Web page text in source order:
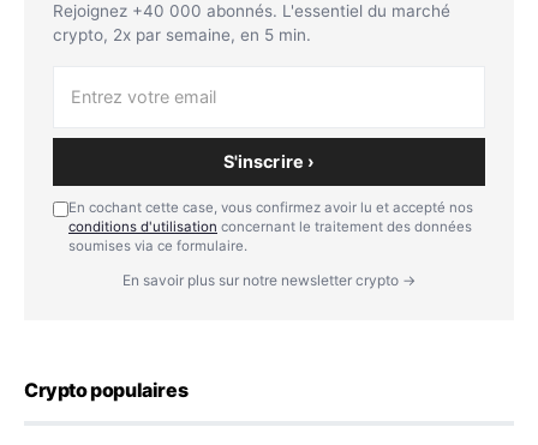
Rejoignez +40 000 abonnés. L'essentiel du marché
crypto, 2x par semaine, en 5 min.
S'inscrire ›
En cochant cette case, vous confirmez avoir lu et accepté nos
conditions d'utilisation concernant le traitement des données
soumises via ce formulaire.
En savoir plus sur notre newsletter crypto →
Crypto populaires